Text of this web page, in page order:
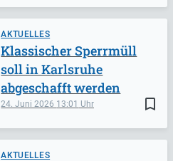
AKTUELLES
bookmark_border
24. Juni 2026 13:01
Klassischer Sperrmüll
soll in Karlsruhe
abgeschafft werden
AKTUELLES